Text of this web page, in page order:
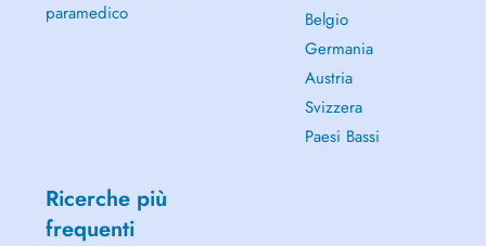
paramedico
Belgio
Germania
Austria
Svizzera
Paesi Bassi
Ricerche più
frequenti